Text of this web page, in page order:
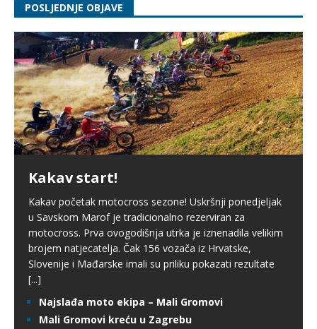
POSLJEDNJE OBJAVE
Kakav start!
Kakav početak motocross sezone! Uskršnji ponedjeljak
u Savskom Marof je tradicionalno rezerviran za
motocross. Prva ovogodišnja utrka je iznenadila velikim
brojem natjecatelja. Čak 156 vozača iz Hrvatske,
Slovenije i Mađarske imali su priliku pokazati rezultate
[...]
Najslađa moto ekipa – Mali Gromovi
Mali Gromovi kreću u Zagrebu